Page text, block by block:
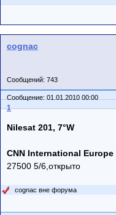
cognac
Сообщений: 743
Сообщение: 01.01.2010 00:00
1
Nilesat 201, 7°W
CNN International Europe
27500 5/6,открыто
cognac вне форума